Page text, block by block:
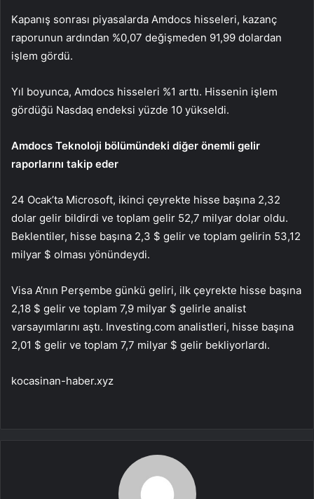
Kapanış sonrası piyasalarda Amdocs hisseleri, kazanç
raporunun ardından %0,07 değişmeden 91,99 dolardan
işlem gördü.
Yıl boyunca, Amdocs hisseleri %1 arttı. Hissenin işlem
gördüğü Nasdaq endeksi yüzde 10 yükseldi.
Amdocs Teknoloji bölümündeki diğer önemli gelir
raporlarını takip eder
24 Ocak’ta Microsoft, ikinci çeyrekte hisse başına 2,32
dolar gelir bildirdi ve toplam gelir 52,7 milyar dolar oldu.
Beklentiler, hisse başına 2,3 $ gelir ve toplam gelirin 53,12
milyar $ olması yönündeydi.
Visa A’nın Perşembe günkü geliri, ilk çeyrekte hisse başına
2,18 $ gelir ve toplam 7,9 milyar $ gelirle analist
varsayımlarını aştı. Investing.com analistleri, hisse başına
2,01 $ gelir ve toplam 7,7 milyar $ gelir bekliyorlardı.
kocasinan-haber.xyz